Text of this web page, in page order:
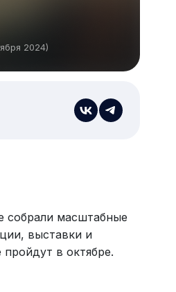
2024)
собрали масштабные
выставки и
в октябре.